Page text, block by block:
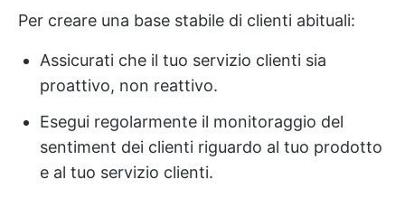
Per creare una base stabile di clienti abituali:
Assicurati che il tuo servizio clienti sia
proattivo, non reattivo.
Esegui regolarmente il monitoraggio del
sentiment dei clienti riguardo al tuo prodotto
e al tuo servizio clienti.